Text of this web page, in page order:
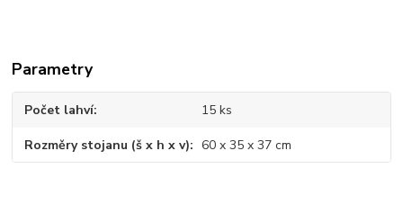
Parametry
Počet lahví 15 ks
Rozměry stojanu (š x h x v) 60 x 35 x 37 cm